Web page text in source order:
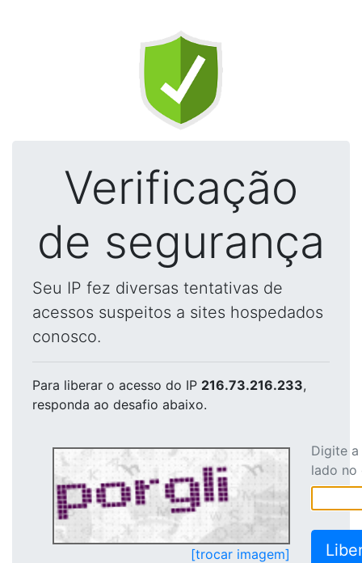
Verificação
de segurança
Seu IP fez diversas tentativas de
acessos suspeitos a sites hospedados
conosco.
Para liberar o acesso do IP 216.73.216.233,
responda ao desafio abaixo.
[trocar imagem]
Digite
lado no